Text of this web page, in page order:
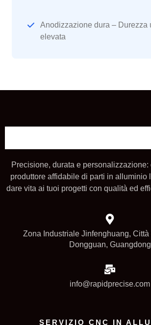
Anodizzazione dura – Durezza
elevata
Precisione, durata e
produttore affidabile di parti in alluminio
dare vita ai tuoi progetti con qualità ed
Zona Industriale Jinfenghuang,
Dongguan, Guangdong
info@rapidprecise.com
SERVIZIO CNC IN